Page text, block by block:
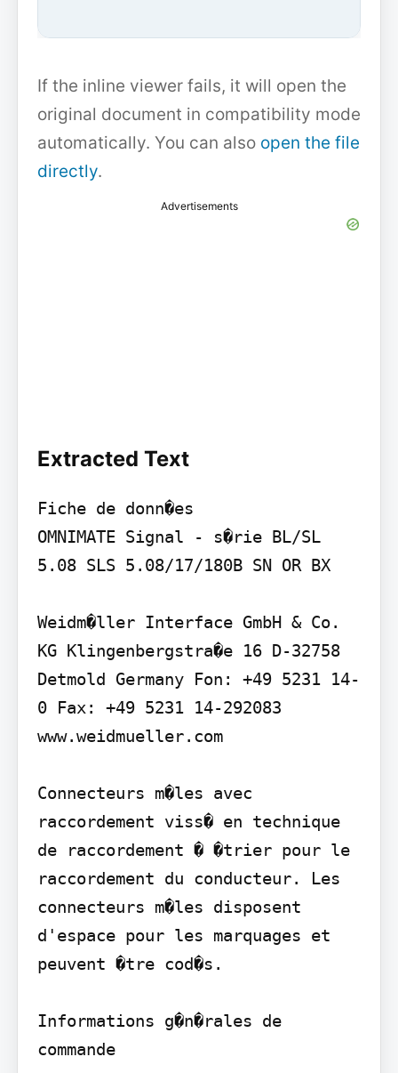
If the inline viewer fails, it will open the
original document in compatibility mode
automatically. You can also open the file
directly.
Advertisements
Extracted Text
Fiche de donn�es
OMNIMATE Signal - s�rie BL/SL
5.08 SLS 5.08/17/180B SN OR BX
Weidm�ller Interface GmbH & Co.
KG Klingenbergstra�e 16 D-32758
Detmold Germany Fon: +49 5231 14-
0 Fax: +49 5231 14-292083
www.weidmueller.com
Connecteurs m�les avec
raccordement viss� en technique
de raccordement � �trier pour le
raccordement du conducteur. Les
connecteurs m�les disposent
d'espace pour les marquages et
peuvent �tre cod�s.
Informations g�n�rales de
commande